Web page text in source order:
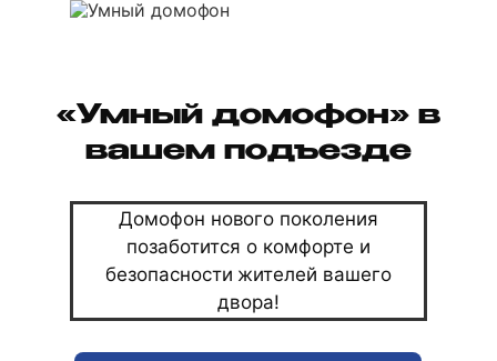
«Умный домофон» в
вашем подъезде
Домофон нового поколения
позаботится о комфорте и
безопасности жителей вашего
двора!